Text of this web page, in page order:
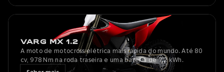
VARG MX 1.2
A moto de motocross elétrica mais rápida do mundo. Até 80
cv, 978 Nm na roda traseira e uma bateria de 7,2 kWh.